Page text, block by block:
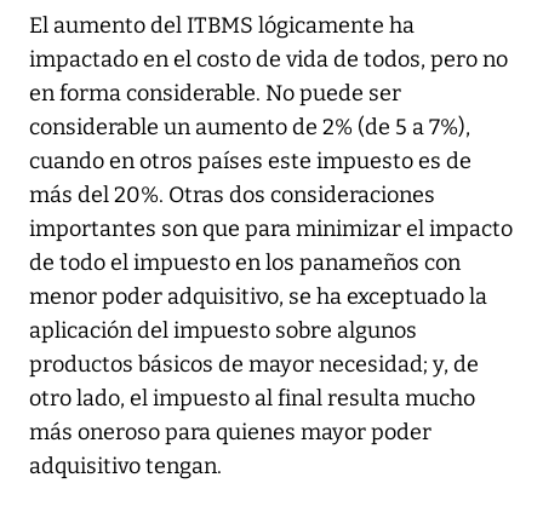
El aumento del ITBMS lógicamente ha
impactado en el costo de vida de todos, pero no
en forma considerable. No puede ser
considerable un aumento de 2% (de 5 a 7%),
cuando en otros países este impuesto es de
más del 20%. Otras dos consideraciones
importantes son que para minimizar el impacto
de todo el impuesto en los panameños con
menor poder adquisitivo, se ha exceptuado la
aplicación del impuesto sobre algunos
productos básicos de mayor necesidad; y, de
otro lado, el impuesto al final resulta mucho
más oneroso para quienes mayor poder
adquisitivo tengan.